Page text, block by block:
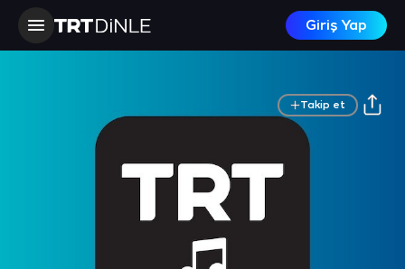
Giriş Yap
Takip et